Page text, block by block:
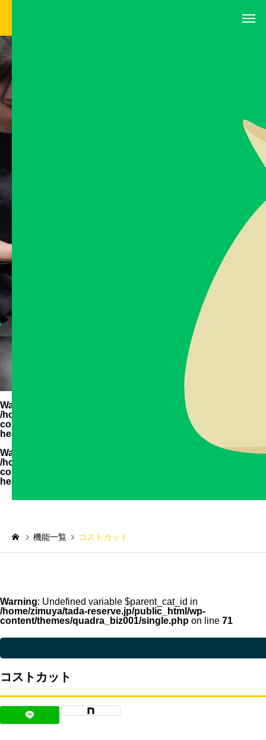
Warning
: Undefined variable $parent_cat_name in
/home/zimuya/tada-reserve.jp/public_html/wp-
content/themes/quadra_biz001/template-parts/page-
header-title.php
Warning
/home/zimuya/tada-reserve.jp/public_html/wp-
content/themes/quadra_biz001/template-parts/page-
header-title.php
機能一覧 コストカット
Warning: Undefined variable $parent_cat_id in
/home/zimuya/tada-reserve.jp/public_html/wp-
content/themes/quadra_biz001/single.php on line 71
コストカット